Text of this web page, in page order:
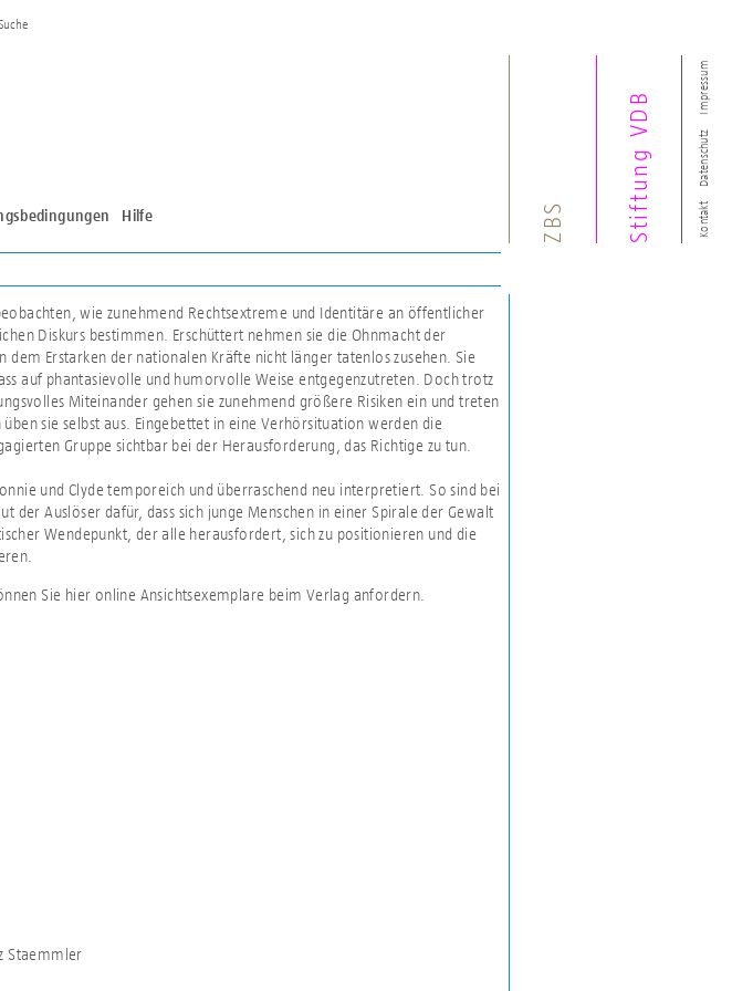
Kontakt
Datenschutz
Impressum
Hilfe ZBS Stiftung VDB
wie zunehmend Rechtsextreme und Identitäre an öffentlicher
Diskurs bestimmen. Erschüttert nehmen sie die Ohnmacht der
Erstarken der nationalen Kräfte nicht länger tatenlos zusehen. Sie
auf phantasievolle und humorvolle Weise entgegenzutreten. Doch trotz
Miteinander gehen sie zunehmend größere Risiken ein und treten
sie selbst aus. Eingebettet in eine Verhörsituation werden die
Gruppe sichtbar bei der Herausforderung, das Richtige zu tun.
und Clyde temporeich und überraschend neu interpretiert. So sind bei
der Auslöser dafür, dass sich junge Menschen in einer Spirale der Gewalt
Wendepunkt, der alle herausfordert, sich zu positionieren und die
Sie hier online Ansichtsexemplare beim Verlag anfordern.
Staemmler